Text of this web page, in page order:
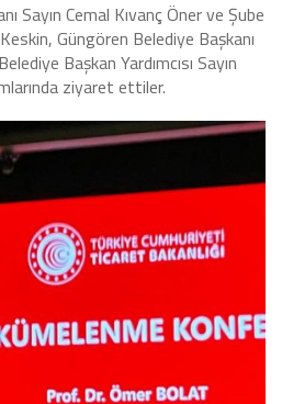
Sayın Cemal Kıvanç Öner ve Şube
Güngören Belediye Başkanı
Başkan Yardımcısı Sayın
ziyaret ettiler.